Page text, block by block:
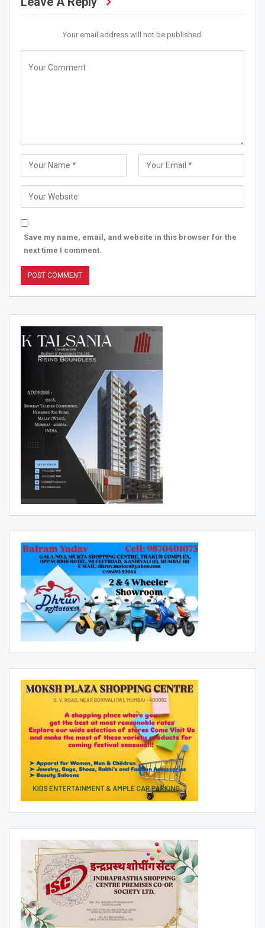
Your email address will not be published.
Save my name, email, and website in this browser for the
next time I comment.